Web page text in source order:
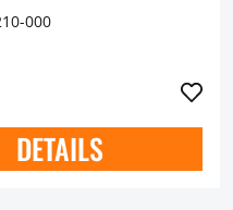
000
DETAILS